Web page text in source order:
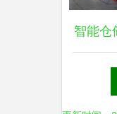
智能仓
祥